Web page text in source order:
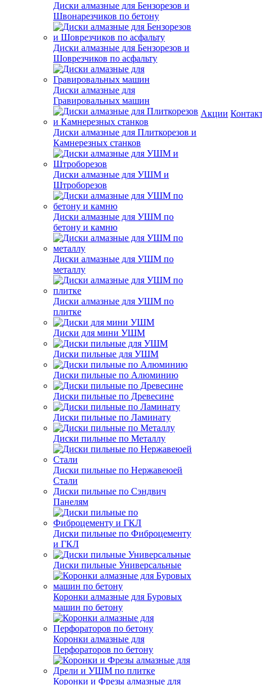
Диски алмазные для Бензорезов и
Швонарезчиков по бетону
Диски алмазные для Бензорезов и
Шоврезчиков по асфальту
Диски алмазные для
Гравировальных машин
Диски алмазные для Плиткорезов и
Камнерезных станков
Диски алмазные для УШМ и
Штроборезов
Диски алмазные для УШМ по
бетону и камню
Диски алмазные для УШМ по
металлу
Диски алмазные для УШМ по
плитке
Диски для мини УШМ
Диски пильные для УШМ
Диски пильные по Алюминию
Диски пильные по Древесине
Диски пильные по Ламинату
Диски пильные по Металлу
Диски пильные по Нержавеюей
Стали
Диски пильные по Сэндвич
Панелям
Диски пильные по Фиброцементу
и ГКЛ
Диски пильные Универсальные
Коронки алмазные для Буровых
машин по бетону
Коронки алмазные для
Перфораторов по бетону
Коронки и Фрезы алмазные для
Акции